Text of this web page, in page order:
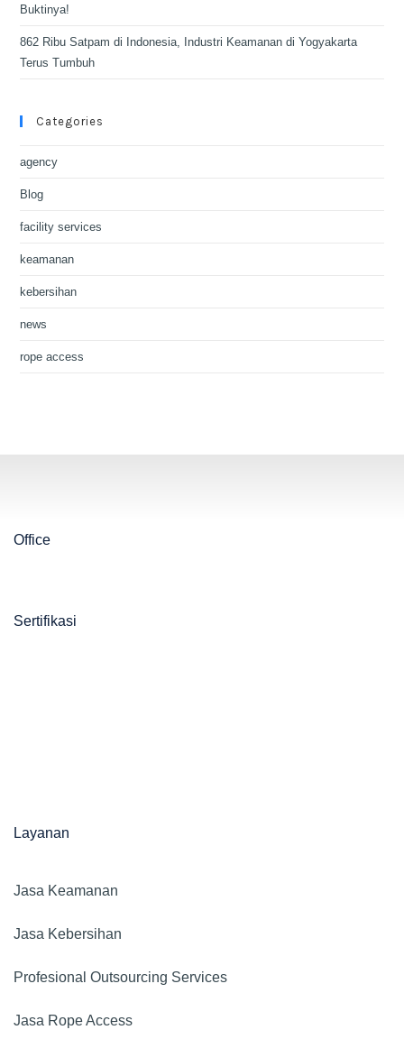
Buktinya!
862 Ribu Satpam di Indonesia, Industri Keamanan di Yogyakarta
Terus Tumbuh
Categories
agency
Blog
facility services
keamanan
kebersihan
news
rope access
Office
Sertifikasi
Layanan
Jasa Keamanan​
Jasa Kebersihan
Profesional Outsourcing Services
Jasa Rope Access